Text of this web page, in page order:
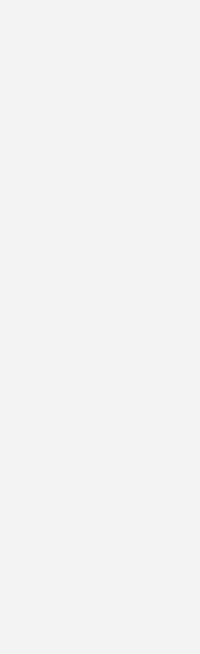
wurde am 5.
für
des
bei Velux